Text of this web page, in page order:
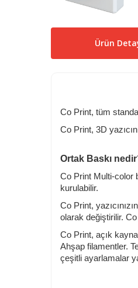
Ürün
Co Print, tüm
Co Print, 3D
Ortak Baskı
Co Print Multi-color
kurulabilir.
Co Print,
olarak değiştirilir.
Co Print, açık
Ahşap filamentler.
çeşitli ayarlamalar